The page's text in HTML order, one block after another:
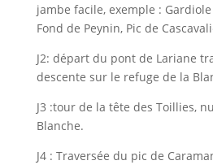
jambe facile, exemple : Gardiole
Fond de Peynin, Pic de
J2: départ du pont de Lariane
descente sur le refuge de la
J3 :tour de la tête des Toillies,
Blanche.
J4 : Traversée du pic de